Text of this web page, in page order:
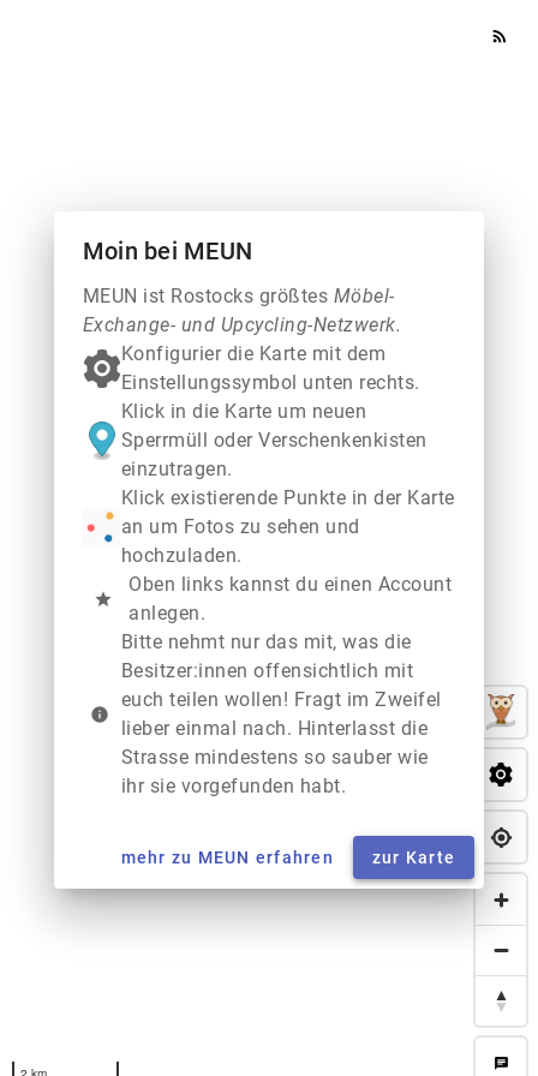
rss_feed
chat
Moin bei MEUN
MEUN ist Rostocks größtes Möbel-
Exchange- und Upcycling-Netzwerk.
Konfigurier die Karte mit dem
Einstellungssymbol unten rechts.
Klick in die Karte um neuen
Sperrmüll oder Verschenkenkisten
einzutragen.
Klick existierende Punkte in der Karte
an um Fotos zu sehen und
hochzuladen.
star
Oben links kannst du einen Account
anlegen.
info
Bitte nehmt nur das mit, was die
Besitzer:innen offensichtlich mit
euch teilen wollen! Fragt im Zweifel
lieber einmal nach. Hinterlasst die
Strasse mindestens so sauber wie
ihr sie vorgefunden habt.
mehr zu MEUN erfahren zur Karte